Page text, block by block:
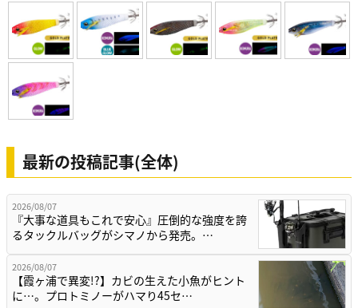
最新の投稿記事(全体)
2026/08/07
『大事な道具もこれで安心』圧倒的な強度を誇
るタックルバッグがシマノから発売。…
2026/08/07
【霞ヶ浦で異変!?】カビの生えた小魚がヒント
に…。プロトミノーがハマり45セ…